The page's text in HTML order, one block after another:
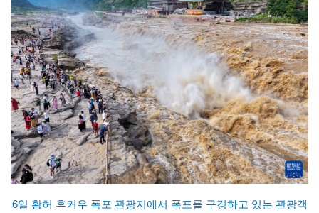
6일 황허 후커우 폭포 관광지에서 폭포를 구경하고 있는 관광객